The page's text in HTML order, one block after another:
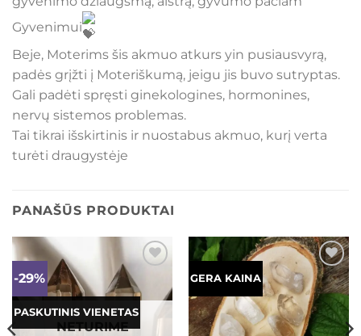
Gyvenimui
Beje, Moterims šis akmuo atkurs yin pusiausvyrą,
padės grįžti į Moteriškumą, jeigu jis buvo sutryptas.
Gali padėti spręsti ginekologines, hormonines,
nervų sistemos problemas.
Tai tikrai išskirtinis ir nuostabus akmuo, kurį verta
turėti draugystėje
PANAŠŪS PRODUKTAI
-29%
PASKUTINIS VIENETAS
Mėgstamiausias
NETURIME
GERA KAINAMėgstamiausias